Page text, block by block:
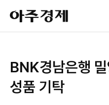
아
주
경
BNK경남은행 밀
성품 기탁